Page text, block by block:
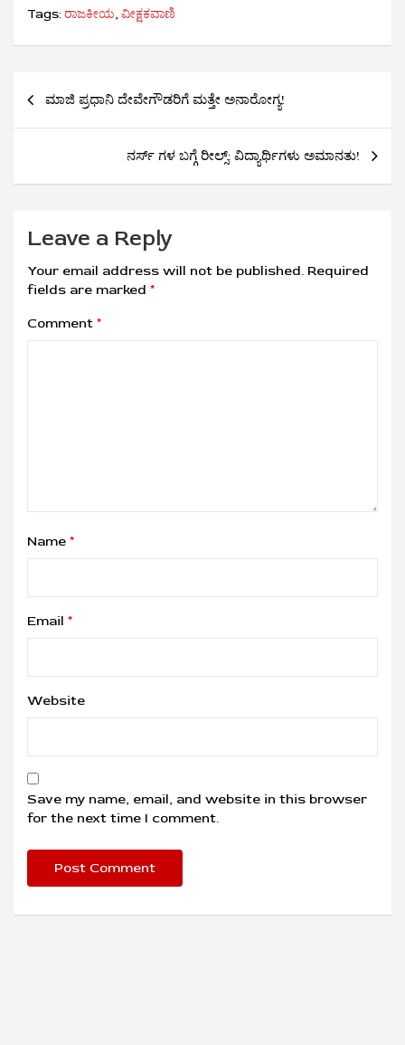
Tags: ರಾಜಕೀಯ, ವೀಕ್ಷಕವಾಣಿ
Post
navigation
ಮಾಜಿ ಪ್ರಧಾನಿ ದೇವೇಗೌಡರಿಗೆ ಮತ್ತೇ ಅನಾರೋಗ್ಯ!
ನರ್ಸ್ ಗಳ ಬಗ್ಗೆ ರೀಲ್ಸ್: ವಿದ್ಯಾರ್ಥಿಗಳು ಅಮಾನತು!
Leave a Reply
Your email address will not be published. Required
fields are marked *
Comment *
Name *
Email *
Website
Save my name, email, and website in this browser
for the next time I comment.